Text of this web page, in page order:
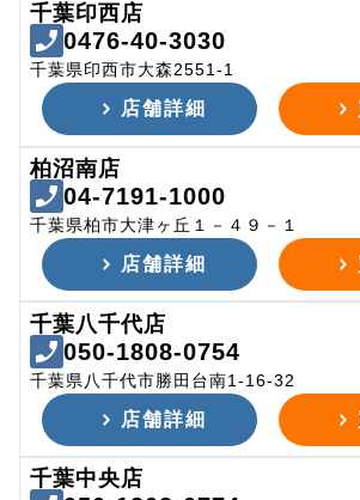
千葉印西店
0476-40-3030
千葉県印西市大森2551-1
店舗詳細
柏沼南店
04-7191-1000
千葉県柏市大津ヶ丘１－４９－１
店舗詳細
千葉八千代店
050-1808-0754
千葉県八千代市勝田台南1-16-32
店舗詳細
千葉中央店